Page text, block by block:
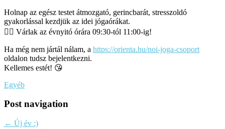
Holnap az egész testet átmozgató, gerincbarát, stresszoldó
gyakorlással kezdjük az idei jógaórákat.
🧘‍♀ Várlak az évnyitó órára 09:30-tól 11:00-ig!
Ha még nem jártál nálam, a https://orienta.hu/noi-joga-csoport
oldalon tudsz bejelentkezni.
Kellemes estét! 😘
Egyéb
Post navigation
← Új év :)